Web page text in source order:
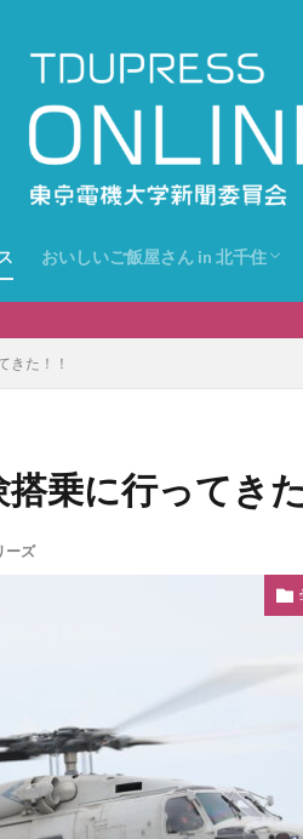
おいしいご飯屋さん in 北千住
おいしいご飯屋さん
きた！！
乗に行ってきた
ーズ